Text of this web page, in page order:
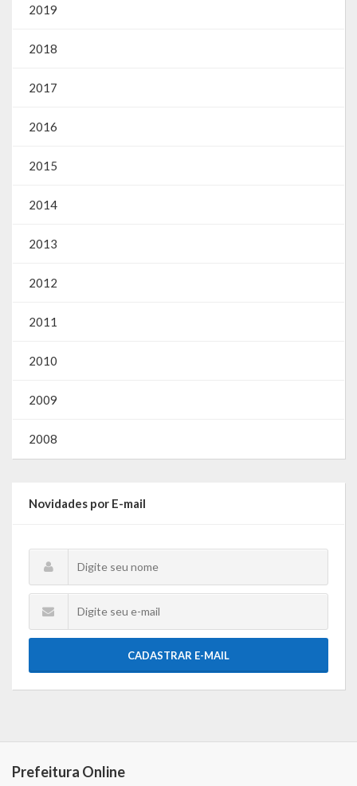
Gestão Saúde – GOVBR
2019
2018
2017
2016
2015
2014
2013
2012
2011
2010
2009
2008
Novidades por E-mail
CADASTRAR E-MAIL
Prefeitura Online